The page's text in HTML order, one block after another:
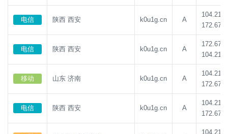
电信 陕西 西安 k0u1g.cn A
电信 陕西 西安 k0u1g.cn A
移动 山东 济南 k0u1g.cn A
电信 陕西 西安 k0u1g.cn A